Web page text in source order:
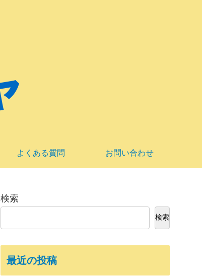
よくある質問 お問い合わせ
検索
検索
最近の投稿